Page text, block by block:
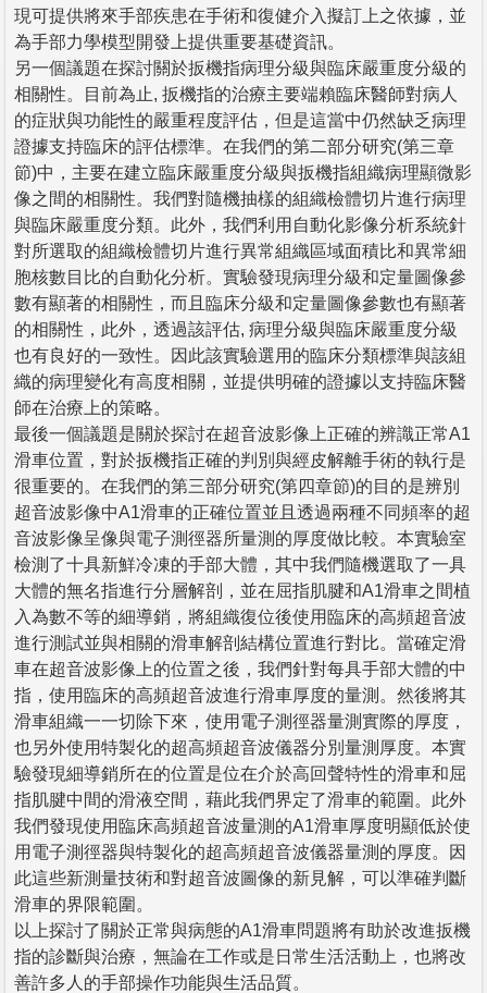
現可提供將來手部疾患在手術和復健介入擬訂上之依據，並
為手部力學模型開發上提供重要基礎資訊。
另一個議題在探討關於扳機指病理分級與臨床嚴重度分級的
相關性。目前為止, 扳機指的治療主要端賴臨床醫師對病人
的症狀與功能性的嚴重程度評估，但是這當中仍然缺乏病理
證據支持臨床的評估標準。在我們的第二部分研究(第三章
節)中，主要在建立臨床嚴重度分級與扳機指組織病理顯微影
像之間的相關性。我們對隨機抽樣的組織檢體切片進行病理
與臨床嚴重度分類。此外，我們利用自動化影像分析系統針
對所選取的組織檢體切片進行異常組織區域面積比和異常細
胞核數目比的自動化分析。實驗發現病理分級和定量圖像參
數有顯著的相關性，而且臨床分級和定量圖像參數也有顯著
的相關性，此外，透過該評估, 病理分級與臨床嚴重度分級
也有良好的一致性。因此該實驗選用的臨床分類標準與該組
織的病理變化有高度相關，並提供明確的證據以支持臨床醫
師在治療上的策略。
最後一個議題是關於探討在超音波影像上正確的辨識正常A1
滑車位置，對於扳機指正確的判別與經皮解離手術的執行是
很重要的。在我們的第三部分研究(第四章節)的目的是辨別
超音波影像中A1滑車的正確位置並且透過兩種不同頻率的超
音波影像呈像與電子測徑器所量測的厚度做比較。本實驗室
檢測了十具新鮮冷凍的手部大體，其中我們隨機選取了一具
大體的無名指進行分層解剖，並在屈指肌腱和A1滑車之間植
入為數不等的細導銷，將組織復位後使用臨床的高頻超音波
進行測試並與相關的滑車解剖結構位置進行對比。當確定滑
車在超音波影像上的位置之後，我們針對每具手部大體的中
指，使用臨床的高頻超音波進行滑車厚度的量測。然後將其
滑車組織一一切除下來，使用電子測徑器量測實際的厚度，
也另外使用特製化的超高頻超音波儀器分別量測厚度。本實
驗發現細導銷所在的位置是位在介於高回聲特性的滑車和屈
指肌腱中間的滑液空間，藉此我們界定了滑車的範圍。此外
我們發現使用臨床高頻超音波量測的A1滑車厚度明顯低於使
用電子測徑器與特製化的超高頻超音波儀器量測的厚度。因
此這些新測量技術和對超音波圖像的新見解，可以準確判斷
滑車的界限範圍。
以上探討了關於正常與病態的A1滑車問題將有助於改進扳機
指的診斷與治療，無論在工作或是日常生活活動上，也將改
善許多人的手部操作功能與生活品質。